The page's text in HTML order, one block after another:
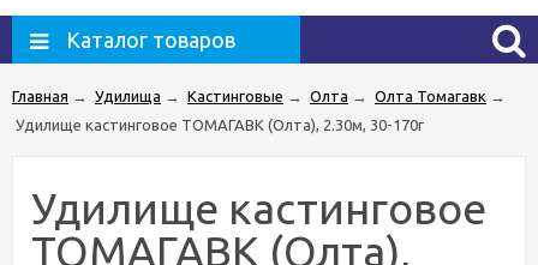
Каталог товаров
Главная → Удилища → Кастинговые → Олта → Олта Томагавк →
Удилище кастинговое ТОМАГАВК (Олта), 2.30м, 30-170г
Удилище кастинговое
ТОМАГАВК (Олта),